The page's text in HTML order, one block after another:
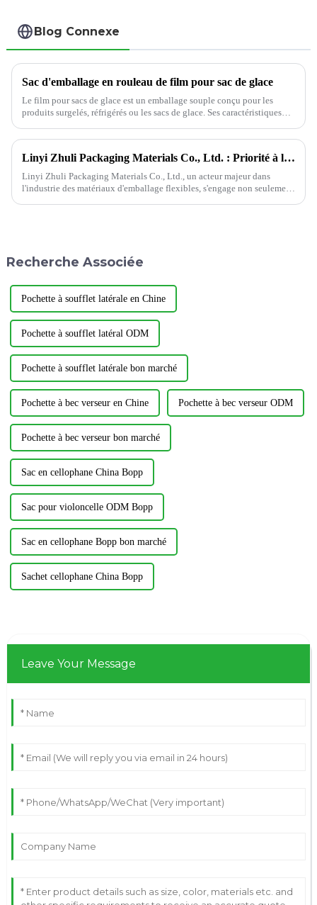
Blog Connexe
Sac d'emballage en rouleau de film pour sac de glace
Le film pour sacs de glace est un emballage souple conçu pour les
produits surgelés, réfrigérés ou les sacs de glace. Ses caractéristiques
Linyi Zhuli Packaging Materials Co., Ltd. : Priorité à la santé des employés et à la qualité des emballages
Linyi Zhuli Packaging Materials Co., Ltd., un acteur majeur dans
l'industrie des matériaux d'emballage flexibles, s'engage non seulement
Recherche Associée
Pochette à soufflet latérale en Chine
Pochette à soufflet latéral ODM
Pochette à soufflet latérale bon marché
Pochette à bec verseur en Chine Pochette à bec verseur ODM
Pochette à bec verseur bon marché
Sac en cellophane China Bopp
Sac pour violoncelle ODM Bopp
Sac en cellophane Bopp bon marché
Sachet cellophane China Bopp
Leave Your Message